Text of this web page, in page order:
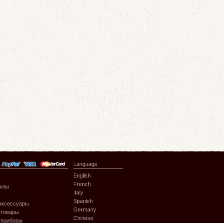
Language
English
French
Italy
Spanish
Germany
Chinese